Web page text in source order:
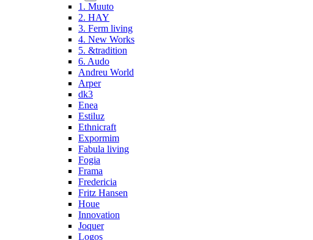
1. Muuto
2. HAY
3. Ferm living
4. New Works
5. &tradition
6. Audo
Andreu World
Arper
dk3
Enea
Estiluz
Ethnicraft
Expormim
Fabula living
Fogia
Frama
Fredericia
Fritz Hansen
Houe
Innovation
Joquer
Logos